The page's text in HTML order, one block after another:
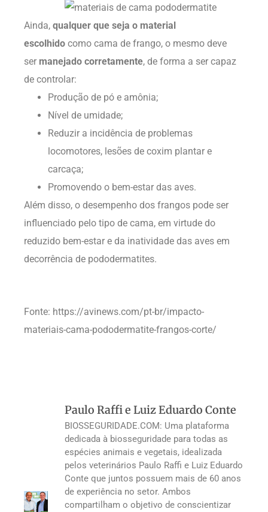
Ainda, qualquer que seja o material
escolhido como cama de frango, o mesmo deve
ser manejado corretamente, de forma a ser capaz
de controlar:
Produção de pó e amônia;
Nível de umidade;
Reduzir a incidência de problemas
locomotores, lesões de coxim plantar e
carcaça;
Promovendo o bem-estar das aves.
Além disso, o desempenho dos frangos pode ser
influenciado pelo tipo de cama, em virtude do
reduzido bem-estar e da inatividade das aves em
decorrência de pododermatites.
Fonte: https://avinews.com/pt-br/impacto-
materiais-cama-pododermatite-frangos-corte/
Paulo Raffi e Luiz Eduardo Conte
BIOSSEGURIDADE.COM: Uma plataforma
dedicada à biosseguridade para todas as
espécies animais e vegetais, idealizada
pelos veterinários Paulo Raffi e Luiz Eduardo
Conte que juntos possuem mais de 60 anos
de experiência no setor. Ambos
compartilham o objetivo de conscientizar